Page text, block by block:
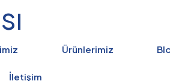
Ürünlerimiz
İletişim